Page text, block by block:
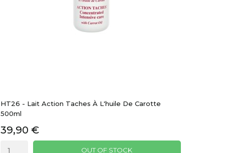
HT26 - Lait Action Taches À L'huile De Carotte
500ml
39,90 €
OUT OF STOCK